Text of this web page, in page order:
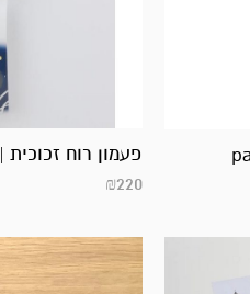
פעמון רוח זכוכית | firefly
₪220